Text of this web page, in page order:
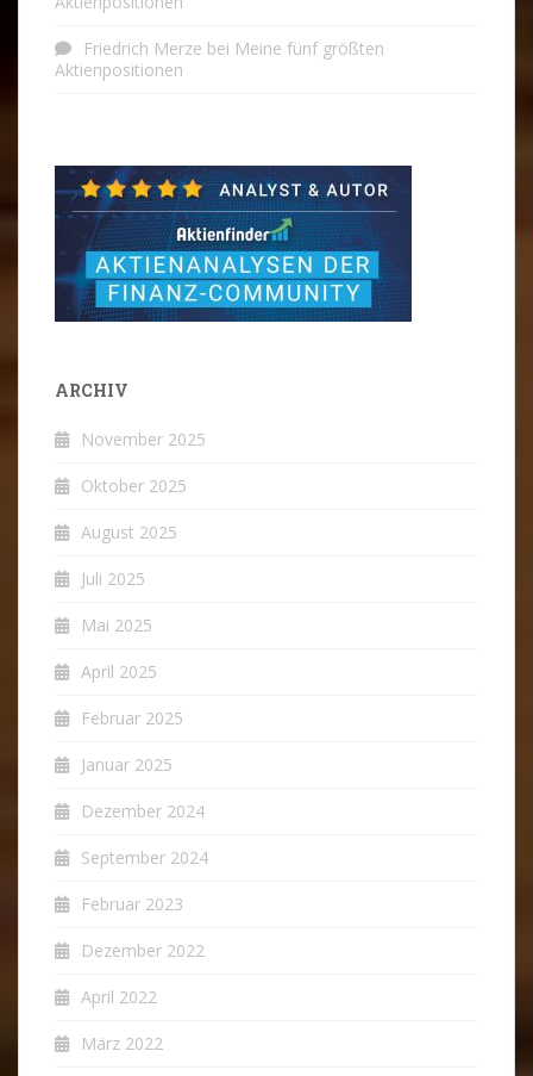
Friedrich Merze bei Meine fünf größten
Aktienpositionen
ARCHIV
November 2025
Oktober 2025
August 2025
Juli 2025
Mai 2025
April 2025
Februar 2025
Januar 2025
Dezember 2024
September 2024
Februar 2023
Dezember 2022
April 2022
März 2022